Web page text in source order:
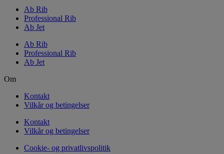
Ab Rib
Professional Rib
Ab Jet
Ab Rib
Professional Rib
Ab Jet
Om
Kontakt
Vilkår og betingelser
Kontakt
Vilkår og betingelser
Cookie- og privatlivspolitik